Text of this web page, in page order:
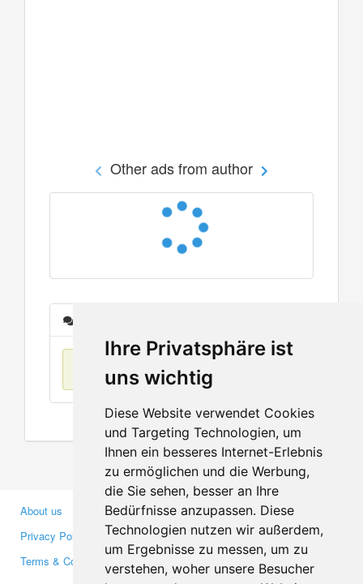
Ihre Privatsphäre ist
uns wichtig
Diese Website verwendet Cookies
und Targeting Technologien, um
Ihnen ein besseres Internet-Erlebnis
zu ermöglichen und die Werbung,
die Sie sehen, besser an Ihre
Bedürfnisse anzupassen. Diese
Technologien nutzen wir außerdem,
um Ergebnisse zu messen, um zu
verstehen, woher unsere Besucher
Other ads from author
No items found
About us
Privacy Policy
Terms & Conditions
Business Partners
Investors